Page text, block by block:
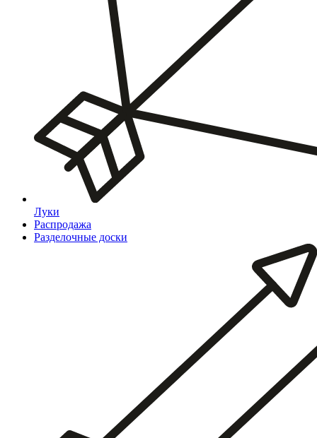
Луки
Распродажа
Разделочные доски